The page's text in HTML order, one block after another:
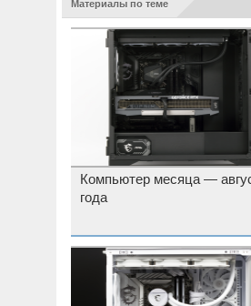
Материалы по теме
Компьютер месяца —
года